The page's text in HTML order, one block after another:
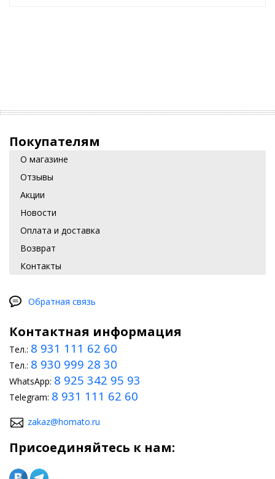
Покупателям
О магазине
Отзывы
Акции
Новости
Оплата и доставка
Возврат
Контакты
Обратная связь
Контактная информация
Тел.: 8 931 111 62 60
Тел.: 8 930 999 28 30
WhatsApp: 8 925 342 95 93
Telegram: 8 931 111 62 60
zakaz@homato.ru
Присоединяйтесь к нам: